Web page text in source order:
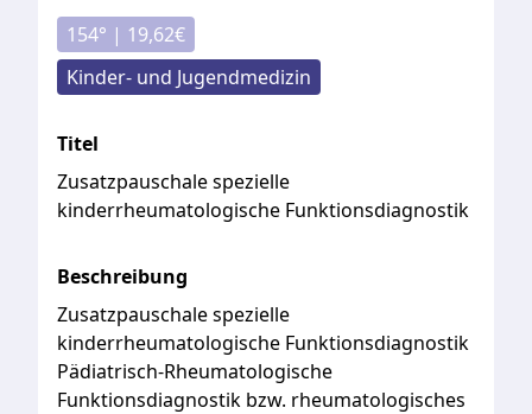
154° | 19,62€
Kinder- und Jugendmedizin
Titel
Zusatzpauschale spezielle
kinderrheumatologische Funktionsdiagnostik
Beschreibung
Zusatzpauschalespezielle
kinderrheumatologische Funktionsdiagnostik
Pädiatrisch-Rheumatologische
Funktionsdiagnostik bzw. rheumatologisches